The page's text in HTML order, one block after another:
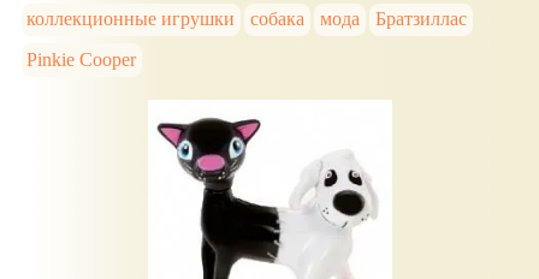
коллекционные игрушки
собака мода
Братзиллас
Pinkie Cooper